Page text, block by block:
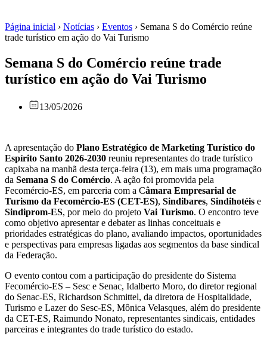
Página inicial › Notícias › Eventos › Semana S do Comércio reúne
trade turístico em ação do Vai Turismo
Semana S do Comércio reúne trade
turístico em ação do Vai Turismo
13/05/2026
A apresentação do Plano Estratégico de Marketing Turístico do
Espírito Santo 2026-2030 reuniu representantes do trade turístico
capixaba na manhã desta terça-feira (13), em mais uma programação
da Semana S do Comércio. A ação foi promovida pela
Fecomércio-ES, em parceria com a Câmara Empresarial de
Turismo da Fecomércio-ES (CET-ES), Sindibares, Sindihotéis e
Sindiprom-ES, por meio do projeto Vai Turismo. O encontro teve
como objetivo apresentar e debater as linhas conceituais e
prioridades estratégicas do plano, avaliando impactos, oportunidades
e perspectivas para empresas ligadas aos segmentos da base sindical
da Federação.
O evento contou com a participação do presidente do Sistema
Fecomércio-ES – Sesc e Senac, Idalberto Moro, do diretor regional
do Senac-ES, Richardson Schmittel, da diretora de Hospitalidade,
Turismo e Lazer do Sesc-ES, Mônica Velasques, além do presidente
da CET-ES, Raimundo Nonato, representantes sindicais, entidades
parceiras e integrantes do trade turístico do estado.